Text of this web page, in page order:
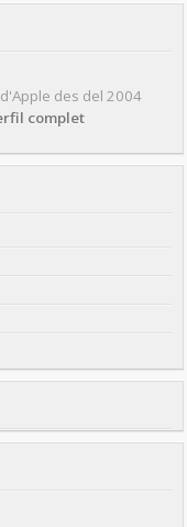
des del 2004
complet